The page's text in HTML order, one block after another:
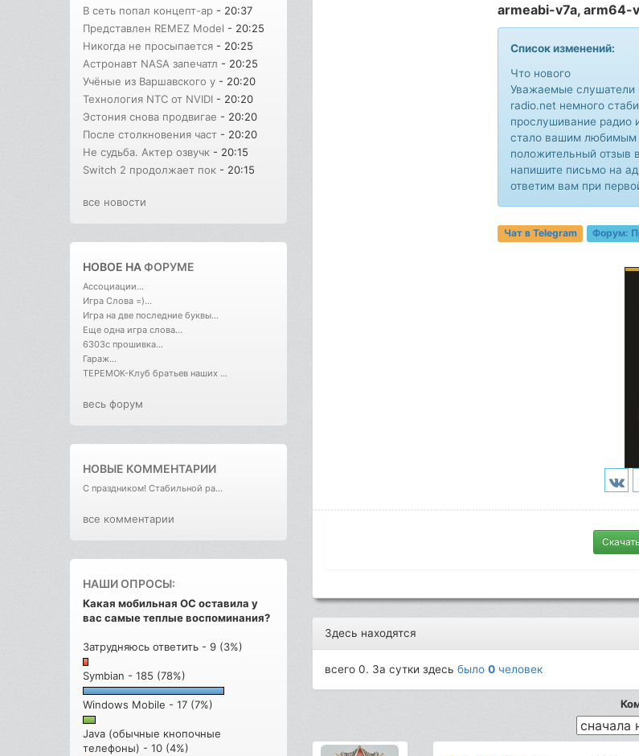
В сеть попал концепт-ар - 20:37
Представлен REMEZ Model - 20:25
Никогда не просыпается - 20:25
Астронавт NASA запечатл - 20:25
Учёные из Варшавского у - 20:20
Технология NTC от NVIDI - 20:20
Эстония снова продвигае - 20:20
После столкновения част - 20:20
Не судьба. Актер озвучк - 20:15
Switch 2 продолжает пок - 20:15
все новости
НОВОЕ НАФОРУМЕ
Ассоциации...
Игра Слова =)...
Игра на две последние буквы...
Еще одна игра слова...
6303с прошивка...
Гараж...
ТЕРЕМОК-Клуб братьев наших ...
весь форум
НОВЫЕ КОММЕНТАРИИ
С праздником! Стабильной ра...
все комментарии
НАШИ ОПРОСЫ:
Какая мобильная ОС оставила у
вас самые теплые воспоминания?
Затрудняюсь ответить - 9 (3%)
Symbian - 185 (78%)
Windows Mobile - 17 (7%)
Java (обычные кнопочные
телефоны) - 10 (4%)
armeabi-v7a, arm64-
Список изменений:
Что нового
Уважаемые слушатели
radio.net немного
прослушивание радио
стало вашим любимым
положительный отзыв
напишите письмо на
ответим вам при
Чат в Telegram Форум:
Здесь находятся
всего 0. За сутки здесьбыло0 человек